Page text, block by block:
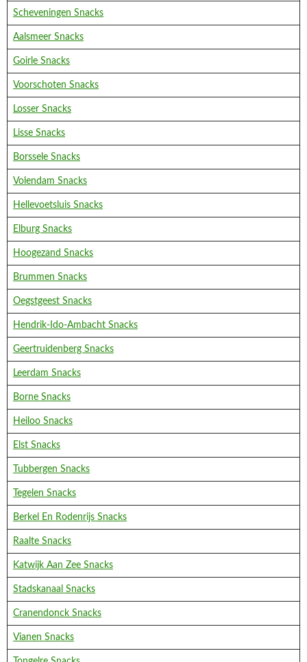
Scheveningen Snacks
Aalsmeer Snacks
Goirle Snacks
Voorschoten Snacks
Losser Snacks
Lisse Snacks
Borssele Snacks
Volendam Snacks
Hellevoetsluis Snacks
Elburg Snacks
Hoogezand Snacks
Brummen Snacks
Oegstgeest Snacks
Hendrik-Ido-Ambacht Snacks
Geertruidenberg Snacks
Leerdam Snacks
Borne Snacks
Heiloo Snacks
Elst Snacks
Tubbergen Snacks
Tegelen Snacks
Berkel En Rodenrijs Snacks
Raalte Snacks
Katwijk Aan Zee Snacks
Stadskanaal Snacks
Cranendonck Snacks
Vianen Snacks